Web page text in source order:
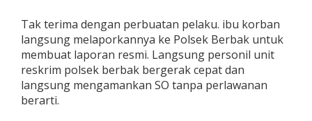
b
n
​Tak terima dengan perbuatan pelaku. ibu korban
langsung melaporkannya ke Polsek Berbak untuk
membuat laporan resmi. Langsung personil unit
reskrim polsek berbak bergerak cepat dan
langsung mengamankan SO tanpa perlawanan
berarti.